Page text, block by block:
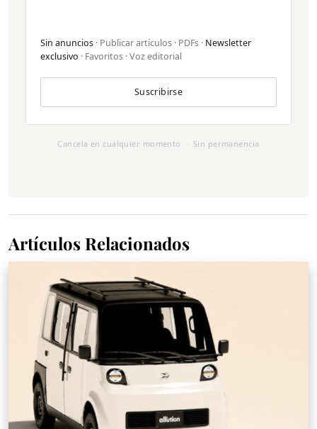
Sin anuncios · Publicar artículos · PDFs · Newsletter
exclusivo · Favoritos · Voz editorial
Suscribirse
Cancela en cualquier momento · Sin permanencia
Artículos Relacionados